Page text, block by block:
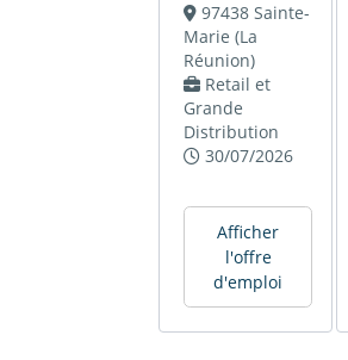
97438 Sainte-
Marie (La
Réunion)
Retail et
Grande
Distribution
30/07/2026
Afficher
l'offre
d'emploi